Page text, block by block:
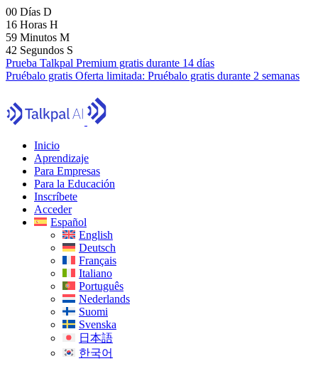
00 Días D
16 Horas H
59 Minutos M
40 Segundos S
Prueba Talkpal Premium gratis durante 14 días
Pruébalo gratis Oferta limitada: Pruébalo gratis durante 2 semanas
Inicio
Aprendizaje
Para Empresas
Para la Educación
Inscríbete
Acceder
Español
English
Deutsch
Français
Italiano
Português
Nederlands
Suomi
Svenska
日本語
한국어